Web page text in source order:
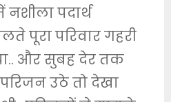
पदार्थ
पूरा परिवार गहरी
और सुबह देर तक
उठे तो देखा